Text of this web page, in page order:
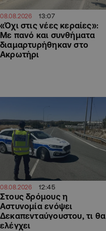
08.08.2026 13:07
«Όχι στις νέες κεραίες»:
Με πανό και συνθήματα
διαμαρτυρήθηκαν στο
Ακρωτήρι
08.08.2026 12:45
Στους δρόμους η
Αστυνομία ενόψει
Δεκαπενταύγουστου, τι θα
ελέγχει